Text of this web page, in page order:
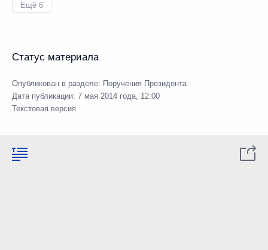
Ещё 6
Статус материала
Опубликован в разделе: Поручения Президента
Дата публикации: 7 мая 2014 года, 12:00
Текстовая версия